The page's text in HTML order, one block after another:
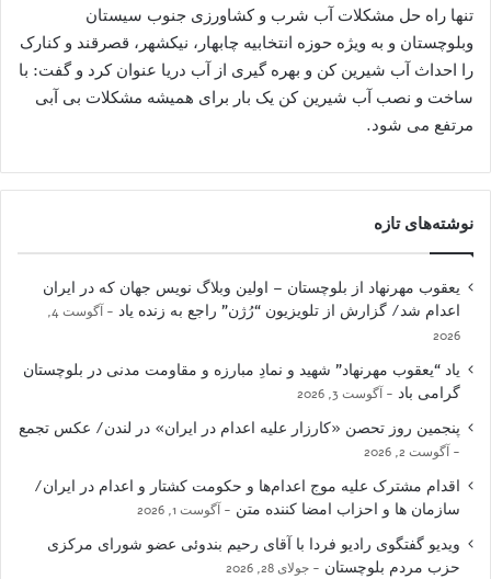
تنها راه حل مشکلات آب شرب و کشاورزی جنوب سیستان
وبلوچستان و به ویژه حوزه انتخابیه چابهار، نیکشهر، قصرقند و کنارک
را احداث آب شیرین کن و بهره گیری از آب دریا عنوان کرد و گفت: با
ساخت و نصب آب شیرین کن یک بار برای همیشه مشکلات بی آبی
مرتفع می شود.
نوشته‌های تازه
یعقوب مهرنهاد از بلوچستان – اولین وبلاگ نویس جهان که در ایران
اعدام شد/ گزارش از تلویزیون “رُژن” راجع به زنده یاد
آگوست 4,
2026
یاد “یعقوب مهرنهاد” شهید و نمادِ مبارزه و مقاومت مدنی در بلوچستان
گرامی باد
آگوست 3, 2026
پنجمین روز تحصن «کارزار علیه اعدام در ایران» در لندن/ عکس تجمع
آگوست 2, 2026
اقدام مشترک علیه موج اعدام‌ها و حکومت کشتار و اعدام در ایران/
سازمان ها و احزاب امضا کننده متن
آگوست 1, 2026
ویدیو گفتگوی رادیو فردا با آقای رحیم بندوئی عضو شورای مرکزی
حزب مردم بلوچستان
جولای 28, 2026